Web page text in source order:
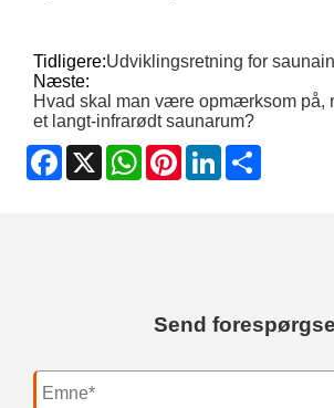
Tidligere:Udviklingsretning for
Næste:
Hvad skal man være opmærksom på,
et langt-infrarødt saunarum?
Facebook
X WhatsApp
PinterestLinkedIn
Send